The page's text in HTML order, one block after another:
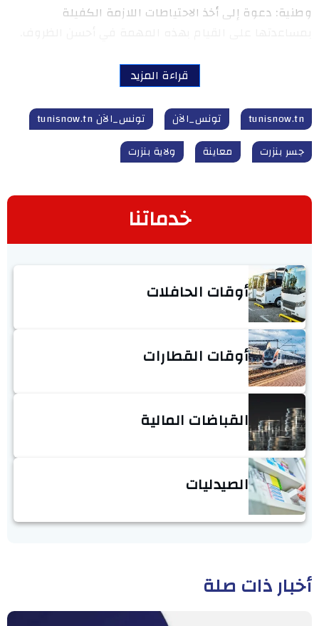
وطنية: دعوة إلى أخذ الاحتياطات اللازمة الكفيلة
قراءة المزيد
tunisnow.tn تونس_الآن
تونس_الآن tunisnow.tn
جسر بنزرت
معاينة ولاية بنزرت
خدماتنا
أوقات الحافلات
أوقات القطارات
القباضات المالية
الصيدليات
أخبار ذات صلة